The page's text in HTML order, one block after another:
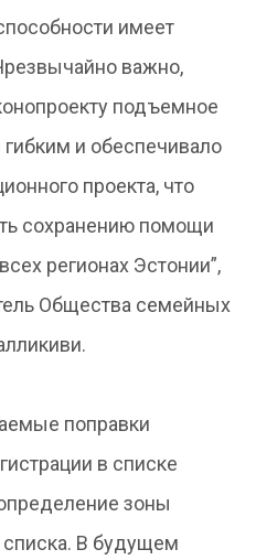
имеет
важно,
подъемное
и обеспечивало
проекта, что
сохранению помощи
регионах Эстонии”,
Общества семейных
поправки
в списке
зоны
списка. В будущем